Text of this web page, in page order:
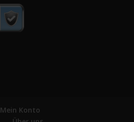
Mein Konto